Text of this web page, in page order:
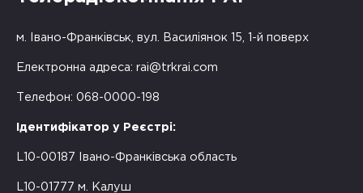
м. Івано-Франківськ, вул. Василіянок 15, 1-й поверх
Електронна адреса: rai@trkrai.com
Телефон: 068-0000-198
Ідентифікатор у Реєстрі:
L10-00187 Івано-Франківська область
L10-01777 м. Калуш